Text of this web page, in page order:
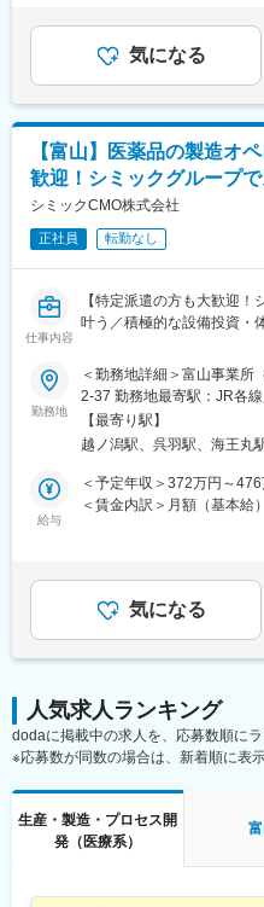
技術力・最新の設備を導
危険物対応・危険物製造所
【当社について】
シミックグループの一員と
（CDMO）を提供する企業
生産まで、医薬品の開発・
を提供。静岡県の製剤開発
西根、富山、足利）と海外
開発にも注力し、国内外
す。
変更の範囲：会社の定める
できるCDMO（Contract
Organization）です。また
積極的な設備投資を継続し
ービスを、より低コストで
ります。
■CMO業界について：
2005年の改正薬事法で製薬
＋販売委託）が可能になり
くとも製造販売業（元売業
認）を 得ることで販売で
の全面外部委託が可能にな
りで伸びています。医薬品
資産を減らしていきたいと
持っている製薬メーカーも
る＝既存ラインは移管しな
景から、CMOへの製造委託
変更の範囲：会社の定める
給いたします。■賞与：業
■昇給：有賃金はあくまで
する可能性があります。月
気になる
【富山】医薬品の製造オ
歓迎！シミックグループ
シミックCMO株式会社
正社員 転勤なし
仕事内容
【特定派遣の方も大歓迎
叶う／積極的な設備投資・
【はじめに】
今回は、医薬品の受託製造
ーターを募集します。主に
です。
【業務内容】
■清掃・洗浄（作業室、製
■設備組立等の作業
■パレットやドラムなどの
【ご入社後の流れ】
初日にシミックグループ内
いた後、翌日から工場内
ォロー・サポートをしてお
ただきやすい環境となって
勤務地
＜勤務地詳細＞富山事業所
2-37 勤務地最寄駅：JR各
場所あり変更の範囲：会社
【最寄り駅】
越ノ潟駅、呉羽駅、海王丸
給与
＜予定年収＞372万円～
＜賃金内訳＞月額（基本給
給いたします。■賞与：業
■昇給：有賃金はあくまで
する可能性があります。月
気になる
人気求人ランキング
dodaに掲載中の求人を、応募数順に
※応募数が同数の場合は、新着順に表
生産・製造・プロセス開
発（医療系）